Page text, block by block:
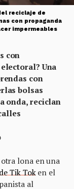
reciclaje de
con propaganda
impermeables
con
Una
con
bolsas
onda, reciclan
otra lona en una
Tik Token el
al